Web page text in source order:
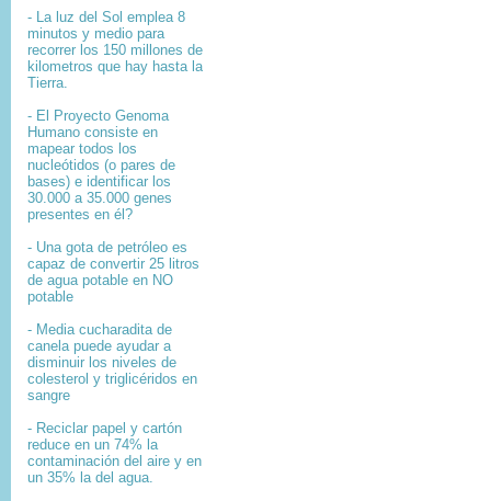
- La luz del Sol emplea 8
minutos y medio para
recorrer los 150 millones de
kilometros que hay hasta la
Tierra.
- El
Proyecto Genoma
Humano consiste en
mapear todos los
nucleótidos (o pares de
bases) e identificar los
30.000 a 35.000 genes
presentes en él?
- Una gota de petróleo es
capaz de convertir 25 litros
de agua potable en NO
potable
- Media cucharadita de
canela puede ayudar a
disminuir los niveles de
colesterol y triglicéridos en
sangre
- Reciclar papel y cartón
reduce en un 74% la
contaminación del aire y en
un 35% la del agua.